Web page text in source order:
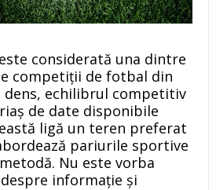
considerată una dintre
competiții de fotbal din
dens, echilibrul competitiv
de date disponibile
ligă un teren preferat
pariurile sportive
Nu este vorba
informație și